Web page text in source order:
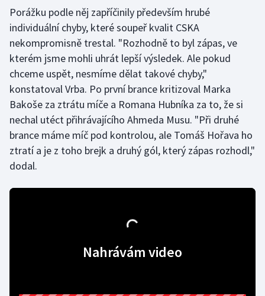
Házená
Jezdectví
Judo
Krasobruslení
Lezení
Lyže a snowboard
Porážku podle něj zapříčinily především hrubé
individuální chyby, které soupeř kvalit CSKA
nekompromisně trestal. "Rozhodně to byl zápas, ve
kterém jsme mohli uhrát lepší výsledek. Ale pokud
chceme uspět, nesmíme dělat takové chyby,"
konstatoval Vrba. Po první brance kritizoval Marka
Bakoše za ztrátu míče a Romana Hubníka za to, že si
nechal utéct přihrávajícího Ahmeda Musu. "Při druhé
brance máme míč pod kontrolou, ale Tomáš Hořava ho
ztratí a je z toho brejk a druhý gól, který zápas rozhodl,"
dodal.
Nahrávám video